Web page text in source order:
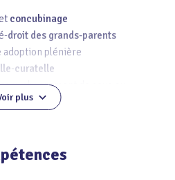
et concubinage
droit des grands-parents
adoption plénière
-curatelle
changement de sexe ou
plus